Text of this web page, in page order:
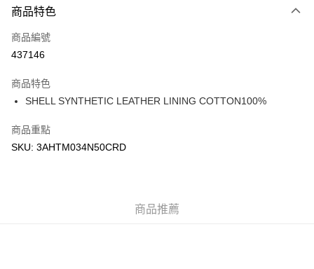
信用卡
Apple Pay
AlipayHK
WeChat Pay
商品特色
商品編號
437146
商品特色
SHELL SYNTHETIC LEATHER LINING COTTON100%
商品重點
SKU: 3AHTM034N50CRD
商品推薦